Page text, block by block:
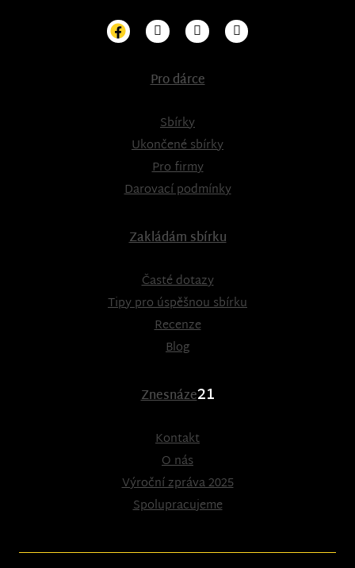
Pro dárce
Sbírky
Ukončené sbírky
Pro firmy
Darovací podmínky
Zakládám sbírku
Časté dotazy
Tipy pro úspěšnou sbírku
Recenze
Blog
Znesnáze21
Kontakt
O nás
Výroční zpráva 2025
Spolupracujeme